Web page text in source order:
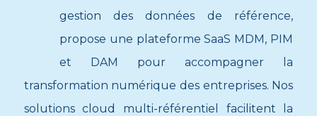
gestion des données de référence,
propose une plateforme SaaS MDM, PIM
et DAM pour accompagner la
transformation numérique des entreprises. Nos
solutions cloud multi-référentiel facilitent la